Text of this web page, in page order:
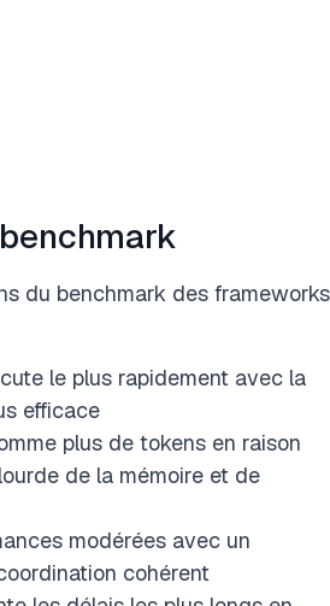
du benchmark des frameworks
le plus rapidement avec la
efficace
plus de tokens en raison
de la mémoire et de
modérées avec un
cohérent